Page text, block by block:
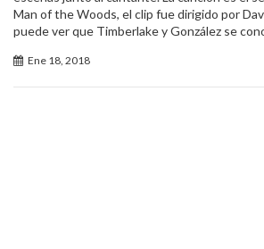
Man of the Woods, el clip fue dirigido por
puede ver que Timberlake y González se
Ene 18, 2018